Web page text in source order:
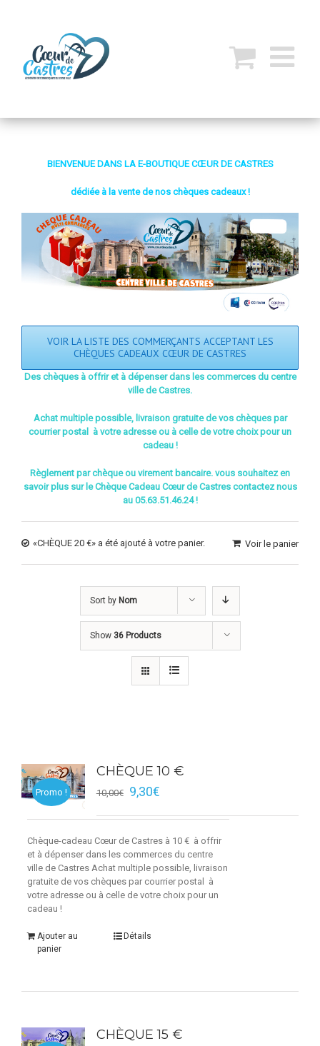
BIENVENUE DANS LA E-BOUTIQUE CŒUR DE CASTRES
dédiée à la vente de nos chèques cadeaux !
VOIR LA LISTE DES COMMERÇANTS ACCEPTANT LES
CHÈQUES CADEAUX CŒUR DE CASTRES
Des chèques à offrir et à dépenser dans les commerces du centre
ville de Castres.
Achat multiple possible, livraison gratuite de vos chèques par
courrier postal à votre adresse ou à celle de votre choix pour un
cadeau !
Règlement par chèque ou virement bancaire. vous souhaitez en
savoir plus sur le Chèque Cadeau Cœur de Castres contactez nous
au 05.63.51.46.24 !
Voir le panier
«CHÈQUE 20 €» a été ajouté à votre panier.
Sort by Nom
Show 36 Products
Promo !
CHÈQUE 10 €
10,00€ 9,30€
Chèque-cadeau Cœur de Castres à 10 € à offrir
et à dépenser dans les commerces du centre
ville de Castres Achat multiple possible, livraison
gratuite de vos chèques par courrier postal à
votre adresse ou à celle de votre choix pour un
cadeau !
Ajouter au
panier
Détails
CHÈQUE 15 €